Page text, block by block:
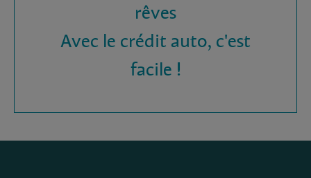
rêves
Avec le crédit auto, c'est
facile !